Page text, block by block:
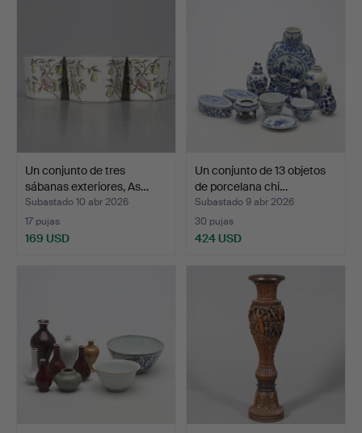
Un conjunto de tres
sábanas exteriores, As…
Subastado 10 abr 2026
17 pujas
169 USD
Un conjunto de 13 objetos
de porcelana chi…
Subastado 9 abr 2026
30 pujas
424 USD